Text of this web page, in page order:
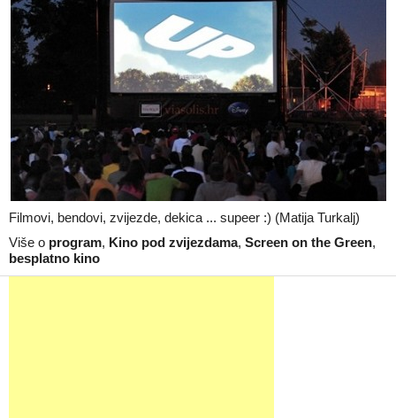
Filmovi, bendovi, zvijezde, dekica ... supeer :) (Matija Turkalj)
Više o program, Kino pod zvijezdama, Screen on the Green,
besplatno kino